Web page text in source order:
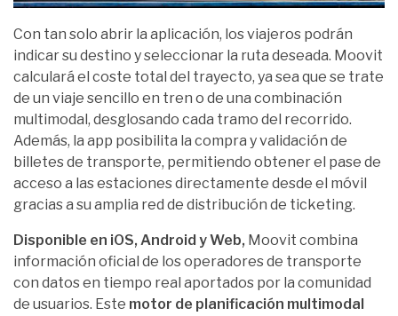
Con tan solo abrir la aplicación, los viajeros podrán
indicar su destino y seleccionar la ruta deseada. Moovit
calculará el coste total del trayecto, ya sea que se trate
de un viaje sencillo en tren o de una combinación
multimodal, desglosando cada tramo del recorrido.
Además, la app posibilita la compra y validación de
billetes de transporte, permitiendo obtener el pase de
acceso a las estaciones directamente desde el móvil
gracias a su amplia red de distribución de ticketing.
Disponible en iOS, Android y Web, Moovit combina
información oficial de los operadores de transporte
con datos en tiempo real aportados por la comunidad
de usuarios. Este motor de planificación multimodal